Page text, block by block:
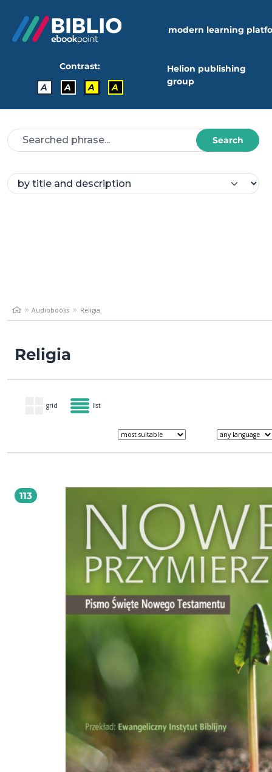
modern learning
Contrast:
A
A A A
Helion publishing
group
Search
Audiobooks Religia
Religia
grid list
113